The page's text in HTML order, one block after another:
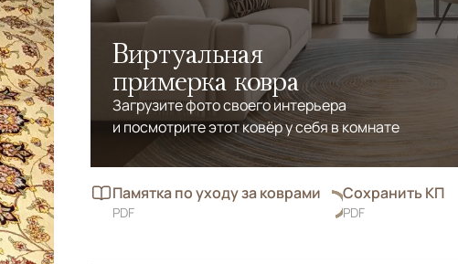
Виртуальная
примерка ковра
Загрузите фото своего интерьера
и посмотрите этот ковёр у себя в комнате
Памятка по уходу за коврами
PDF
Сохранить КП
PDF